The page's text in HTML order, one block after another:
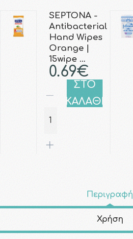
SEPTONA -
Antibacterial
Hand Wipes
Orange |
15wipe …
0.69€
ΣΤΟ
ΚΑΛΑΘΙ
Περιγραφή
Χρήση